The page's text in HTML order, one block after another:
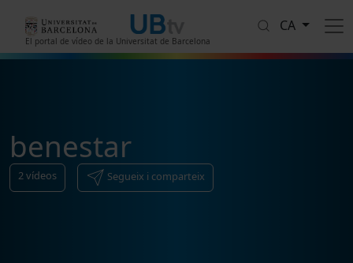
El portal de vídeo de la Universitat de Barcelona
CA
benestar
2vídeos Segueix i comparteix